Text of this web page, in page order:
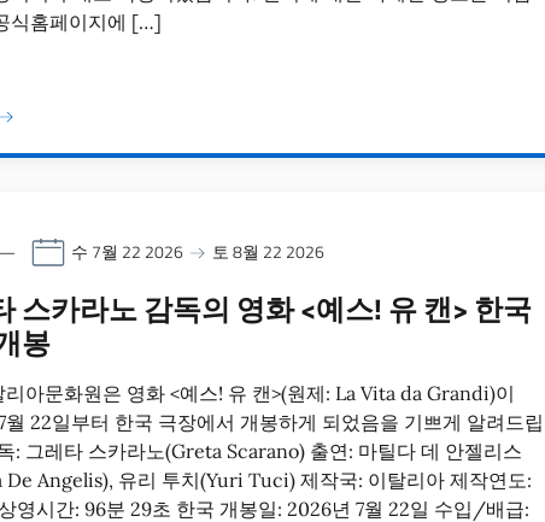
식홈페이지에 […]
수 7월 22 2026 토 8월 22 2026
스카라노 감독의 영화 <예스! 유 캔> 한국
봉
리아문화원은 영화 <예스! 유 캔>(원제: La Vita da Grandi)이
월 22일부터 한국 극장에서 개봉하게 되었음을 기쁘게 알려드립
: 그레타 스카라노(Greta Scarano) 출연: 마틸다 데 안젤리스
Angelis), 유리 투치(Yuri Tuci) 제작국: 이탈리아 제작연도:
영시간: 96분 29초 한국 개봉일: 2026년 7월 22일 수입/배급: